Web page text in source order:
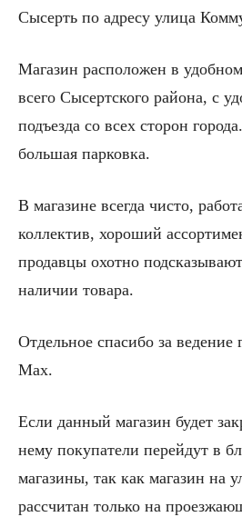
Сысерть по адресу улица
Магазин расположен в
всего Сысертского района, с
подъезда со всех сторон
большая парковка.
В магазине всегда чисто,
коллектив, хороший
продавцы охотно
наличии товара.
Отдельное спасибо за ведение
Маx.
Если данный магазин будет
нему покупатели перейдут в
магазины, так как магазин на
рассчитан только на